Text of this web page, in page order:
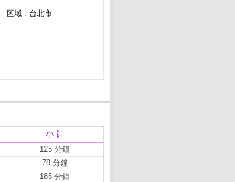
区域 : 台北市
小 计
125 分鐘
78 分鐘
185 分鐘